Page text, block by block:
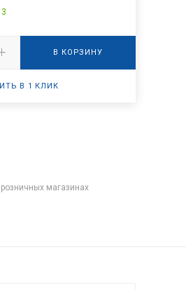
В КОРЗИНУ
В 1 КЛИК
магазинах